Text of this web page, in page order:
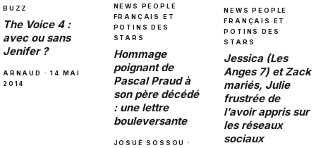
BUZZ
The Voice 4 :
avec ou sans
Jenifer ?
ARNAUD · 14 MAI
2014
NEWS PEOPLE
FRANÇAIS ET
POTINS DES
STARS
Hommage
poignant de
Pascal Praud à
son père décédé
: une lettre
bouleversante
JOSUÉ SOSSOU ·
NEWS PEOPLE
FRANÇAIS ET
POTINS DES
STARS
Jessica (Les
Anges 7) et Zack
mariés, Julie
frustrée de
l’avoir appris sur
les réseaux
sociaux